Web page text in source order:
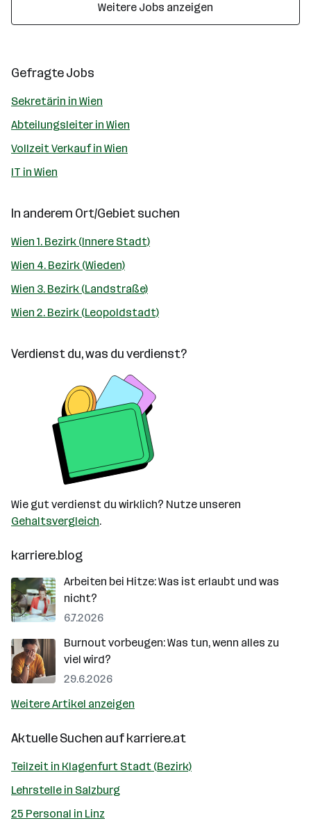
Weitere Jobs anzeigen
Gefragte Jobs
Sekretärin in Wien
Abteilungsleiter in Wien
Vollzeit Verkauf in Wien
IT in Wien
In anderem Ort/Gebiet suchen
Wien 1. Bezirk (Innere Stadt)
Wien 4. Bezirk (Wieden)
Wien 3. Bezirk (Landstraße)
Wien 2. Bezirk (Leopoldstadt)
Verdienst du, was du verdienst?
Wie gut verdienst du wirklich? Nutze unseren
Gehaltsvergleich.
karriere.blog
Arbeiten bei Hitze: Was ist erlaubt und was
nicht?
6.7.2026
Burnout vorbeugen: Was tun, wenn alles zu
viel wird?
29.6.2026
Weitere Artikel anzeigen
Aktuelle Suchen aufkarriere.at
Teilzeit in Klagenfurt Stadt (Bezirk)
Lehrstelle in Salzburg
25 Personal in Linz